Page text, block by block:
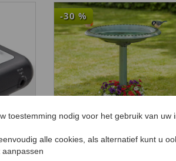
-30 %
toestemming nodig voor het gebruik van uw
alle cookies, als alternatief kunt u
aanpassen